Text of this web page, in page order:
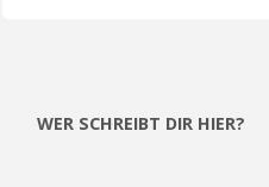
WER SCHREIBT DIR HIER?